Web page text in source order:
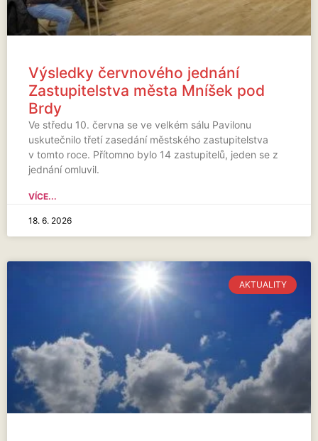
Výsledky červnového jednání
Zastupitelstva města Mníšek pod
Brdy
Ve středu 10. června se ve velkém sálu Pavilonu
uskutečnilo třetí zasedání městského zastupitelstva
v tomto roce. Přítomno bylo 14 zastupitelů, jeden se z
jednání omluvil.
VÍCE...
18. 6. 2026
AKTUALITY